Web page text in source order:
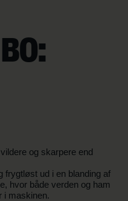
og skarpere end
frygtløst ud i en blanding af
hvor både verden og ham
i maskinen.